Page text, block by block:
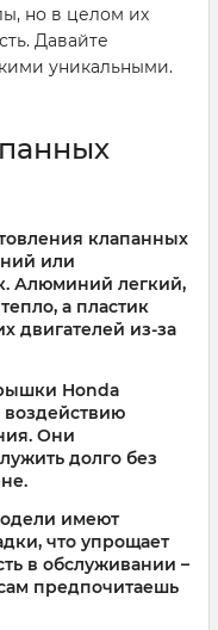
но в целом их
Давайте
уникальными.
клапанных
или
Алюминий легкий,
а пластик
двигателей из-за
Honda
воздействию
Они
долго без
имеют
что упрощает
в обслуживании –
предпочитаешь